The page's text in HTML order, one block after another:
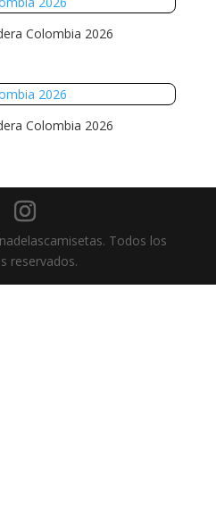
a
bajoColombia 2026
Colombia 2026
Todos los
reservados.